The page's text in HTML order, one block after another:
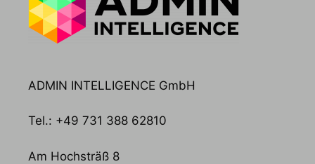
ADMIN INTELLIGENCE GmbH
Tel.: +49 731 388 62810
Am Hochsträß 8